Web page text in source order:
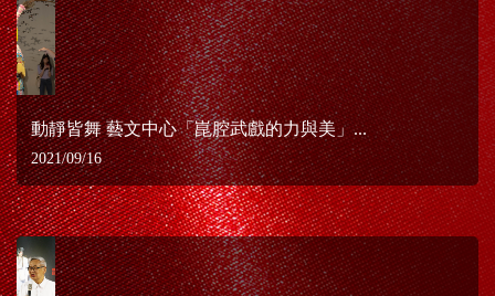
動靜皆舞 藝文中心「崑腔武戲的力與美」...
2021/09/16